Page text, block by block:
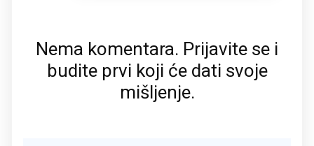
Nema komentara. Prijavite se i
budite prvi koji će dati svoje
mišljenje.